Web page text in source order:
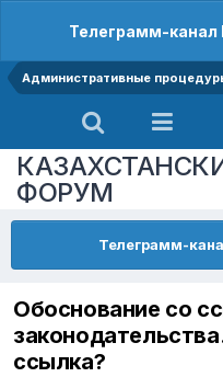
Телеграмм-
Административные
ФОРУМ
Телеграмм-
Обоснование со
ссылка?